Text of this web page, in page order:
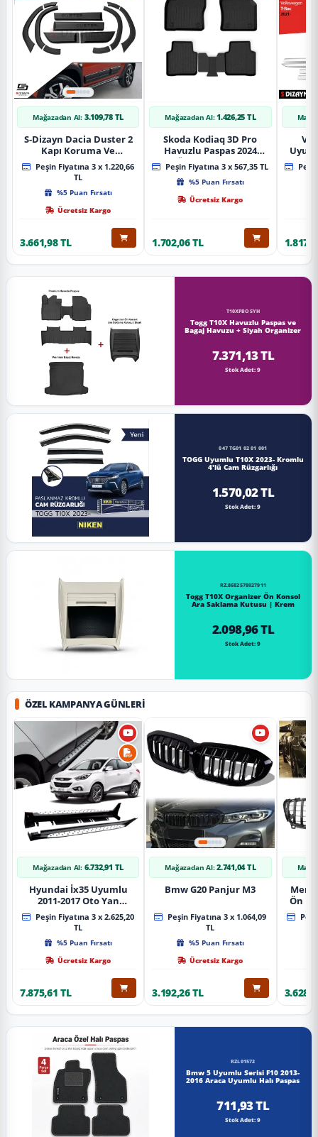
Mağazadan Al: 3.109,78 TL
S-Dizayn Dacia Duster 2
Kapı Koruma Ve
Çamurluk Kaplaması
Dodik Seti 2018 Üzeri A+
Kalite
Peşin Fiyatına 3 x 1.220,66
TL
%5 Puan Fırsatı
Ücretsiz Kargo
3.661,98 TL
Mağazadan Al: 1.426,25 TL
Skoda Kodiaq 3D Pro
Havuzlu Paspas 2024
Üzeri A+ Kalite
Peşin Fiyatına 3 x 567,35 TL
%5 Puan Fırsatı
Ücretsiz Kargo
1.702,06 TL
Yan
T10XPBOSYH
Togg T10X Havuzlu Paspas ve
Bagaj Havuzu + Siyah Organizer
7.371,13 TL
Stok Adet: 9
047 TG01 02 01 001
TOGG Uyumlu T10X 2023- Kromlu
4'lü Cam Rüzgarlığı
1.570,02 TL
Stok Adet: 9
RZ.8682578027911
Togg T10X Organizer Ön Konsol
Ara Saklama Kutusu | Krem
2.098,96 TL
Stok Adet: 9
ÖZEL KAMPANYA GÜNLERI
Mağazadan Al: 6.732,91 TL
Hyundai İx35 Uyumlu
2011-2017 Oto Yan
Basamak Koruma Side
Step Bmw Style
Peşin Fiyatına 3 x 2.625,20
TL
%5 Puan Fırsatı
Ücretsiz Kargo
7.875,61 TL
Mağazadan Al: 2.741,04 TL
Bmw G20 Panjur M3
Peşin Fiyatına 3 x 1.064,09
TL
%5 Puan Fırsatı
Ücretsiz Kargo
3.192,26 TL
Ön
RZL01572
Bmw 5 Uyumlu Serisi F10 2013-
2016 Araca Uyumlu Halı Paspas
711,93 TL
Stok Adet: 9